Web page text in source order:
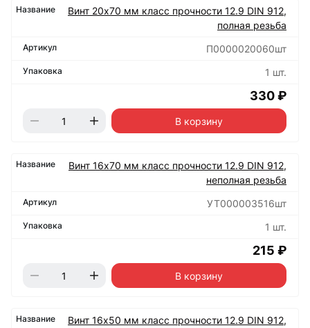
Винт 20х70 мм класс прочности 12.9 DIN 912,
полная резьба
П0000020060шт
1 шт.
330 ₽
В корзину
Винт 16х70 мм класс прочности 12.9 DIN 912,
неполная резьба
УТ000003516шт
1 шт.
215 ₽
В корзину
Винт 16х50 мм класс прочности 12.9 DIN 912,